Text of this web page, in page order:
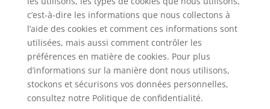
c’est-à-dire les informations que nous collectons à
l’aide des cookies et comment ces informations sont
utilisées, mais aussi comment contrôler les
préférences en matière de cookies. Pour plus
d’informations sur la manière dont nous utilisons,
stockons et sécurisons vos données personnelles,
consultez notre Politique de confidentialité.